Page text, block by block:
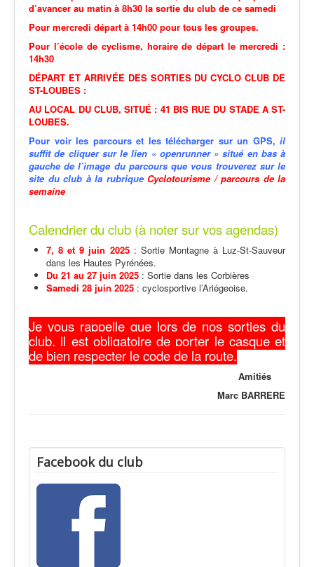
d’avancer au matin à 8h30 la sortie du club de ce samedi
Pour mercredi départ à 14h00 pour tous les groupes.
Pour l’école de cyclisme, horaire de départ le mercredi :
14h30
DÉPART ET ARRIVÉE DES SORTIES DU CYCLO CLUB DE
ST-LOUBES :
AU LOCAL DU CLUB, SITUÉ : 41 BIS RUE DU STADE A ST-
LOUBES.
Pour voir les parcours et les télécharger sur un GPS, il
suffit de cliquer sur le lien « openrunner » situé en bas à
gauche de l’image du parcours que vous trouverez sur le
site du club à la rubrique Cyclotourisme / parcours de la
semaine
Calendrier du club (à noter sur vos agendas)
7, 8 et 9 juin 2025 : Sortie Montagne à Luz-St-Sauveur
dans les Hautes Pyrénées.
Du 21 au 27 juin 2025 : Sortie dans les Corbières
Samedi 28 juin 2025 : cyclosportive l’Ariégeoise.
Je vous rappelle que lors de nos sorties du
club, il est obligatoire de porter le casque et
de bien respecter le code de la route.
Amitiés
Marc BARRERE
Facebook du club